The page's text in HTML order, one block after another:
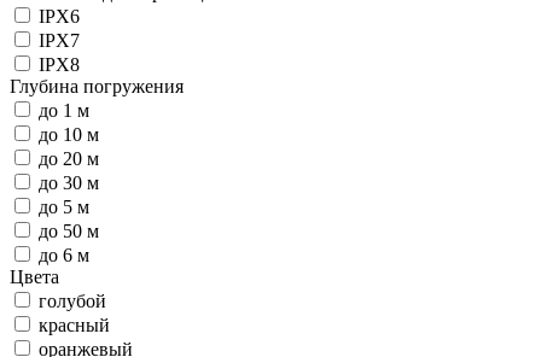
IPX6
IPX7
IPX8
Глубина погружения
до 1 м
до 10 м
до 20 м
до 30 м
до 5 м
до 50 м
до 6 м
Цвета
голубой
красный
оранжевый